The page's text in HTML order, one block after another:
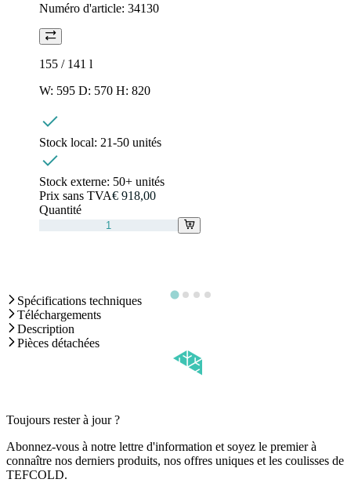
Numéro d'article: 34130
155 / 141 l
W: 595 D: 570 H: 820
Stock local: 21-50 unités
Stock externe: 50+ unités
Prix sans TVA€ 918,00
Quantité
Spécifications techniques
Téléchargements
Description
Pièces détachées
Toujours rester à jour ?
Abonnez-vous à notre lettre d'information et soyez le premier à
connaître nos derniers produits, nos offres uniques et les coulisses de
TEFCOLD.